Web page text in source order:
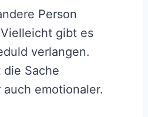
Person
gibt es
verlangen.
die Sache
emotionaler.